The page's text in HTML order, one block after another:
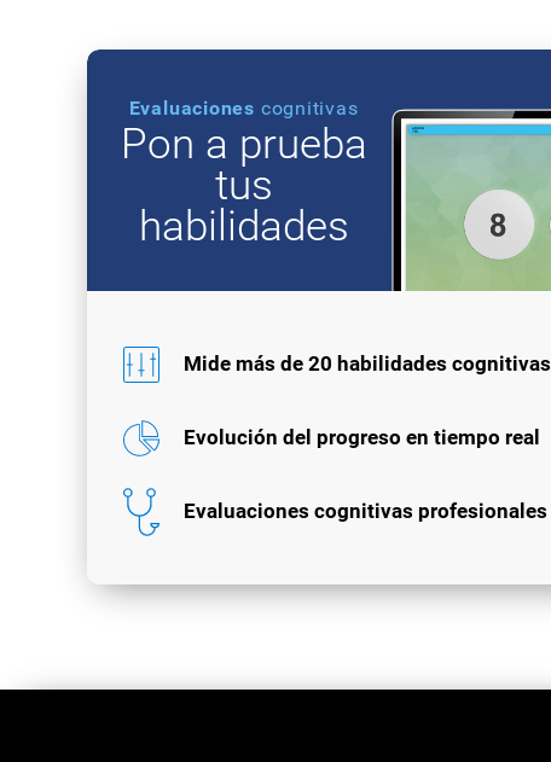
Evaluaciones cognitivas
Pon a prueba
tus
habilidades
Mide más de 20 habilidades cognitivas
Evolución del progreso en tiempo real
Evaluaciones cognitivas profesionales